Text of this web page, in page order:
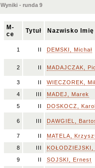
Wyniki - runda 9
M-
ce
Tytuł Nazwisko Imię
1 II DEMSKI, Michał
2 II MADAJCZAK,
3 II
WIECZOREK,
4
III
MADEJ, Marek
5
II DOSKOCZ,
6 III DAWGIEL,
7 II
MATELA,
8
III
9
II
SOJSKI, Ernest